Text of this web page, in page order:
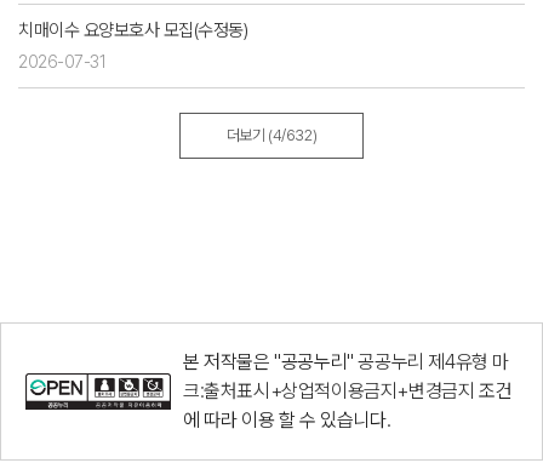
치매이수 요양보호사 모집(수정동)
2026-07-31
더보기 (4/632)
본 저작물은 "공공누리"공공누리 제4유형 마
크:출처표시+상업적이용금지+변경금지 조건
에 따라 이용 할 수 있습니다.